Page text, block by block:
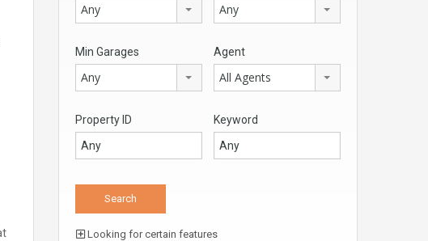
Any Any
Min Garages
Any
Agent
All Agents
Property ID Keyword
Looking for certain features